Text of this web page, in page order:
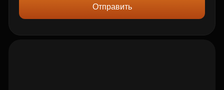
Отправить